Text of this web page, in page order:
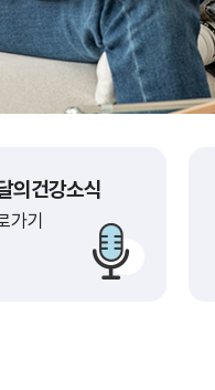
의건강소식
가기